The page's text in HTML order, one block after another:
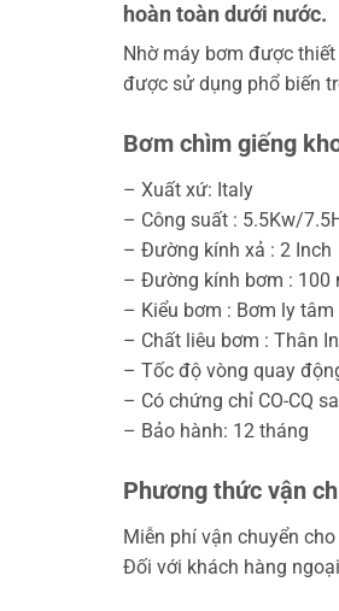
hoàn toàn dưới nước.
Nhờ máy bơm được
được sử dụng phổ biến
Bơm chìm giếng
– Xuất xứ: Italy
– Công suất : 5.5Kw/
– Đường kính xả : 2 Inch
– Đường kính bơm : 100
– Kiểu bơm : Bơm ly
– Chất liêu bơm : Thân
– Tốc độ vòng quay
– Có chứng chỉ CO-CQ
– Bảo hành: 12 tháng
Phương thức vận
Miễn phí vận chuyển
Đối với khách hàng